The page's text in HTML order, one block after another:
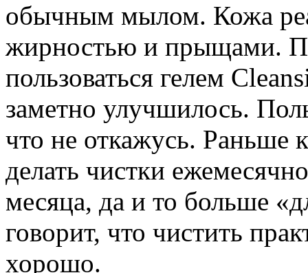
обычным мылом. Кожа
жирностью и прыщами.
пользоваться гелем
заметно улучшилось.
что не откажусь. Раньше
делать чистки
месяца, да и то больше
говорит, что чистить
хорошо.